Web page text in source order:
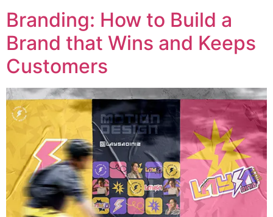
Branding: How to Build a
Brand that Wins and Keeps
Customers